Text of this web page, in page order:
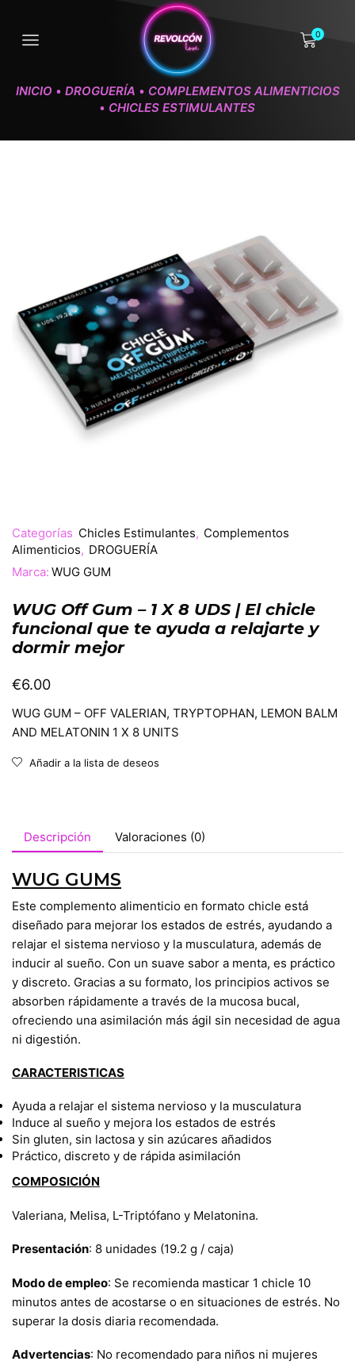
0
INICIO • DROGUERÍA • COMPLEMENTOS ALIMENTICIOS
• CHICLES ESTIMULANTES
Categorías Chicles Estimulantes, Complementos
Alimenticios, DROGUERÍA
Marca: WUG GUM
WUG Off Gum – 1 X 8 UDS | El chicle
funcional que te ayuda a relajarte y
dormir mejor
€6.00
WUG GUM – OFF VALERIAN, TRYPTOPHAN, LEMON BALM
AND MELATONIN 1 X 8 UNITS
Añadir a la lista de deseos
Descripción Valoraciones (0)
WUG GUMS
Este complemento alimenticio en formato chicle está
diseñado para mejorar los estados de estrés, ayudando a
relajar el sistema nervioso y la musculatura, además de
inducir al sueño. Con un suave sabor a menta, es práctico
y discreto. Gracias a su formato, los principios activos se
absorben rápidamente a través de la mucosa bucal,
ofreciendo una asimilación más ágil sin necesidad de agua
ni digestión.
CARACTERISTICAS
Ayuda a relajar el sistema nervioso y la musculatura
Induce al sueño y mejora los estados de estrés
Sin gluten, sin lactosa y sin azúcares añadidos
Práctico, discreto y de rápida asimilación
COMPOSICIÓN
Valeriana, Melisa, L-Triptófano y Melatonina.
Presentación: 8 unidades (19.2 g / caja)
Modo de empleo: Se recomienda masticar 1 chicle 10
minutos antes de acostarse o en situaciones de estrés. No
superar la dosis diaria recomendada.
Advertencias: No recomendado para niños ni mujeres